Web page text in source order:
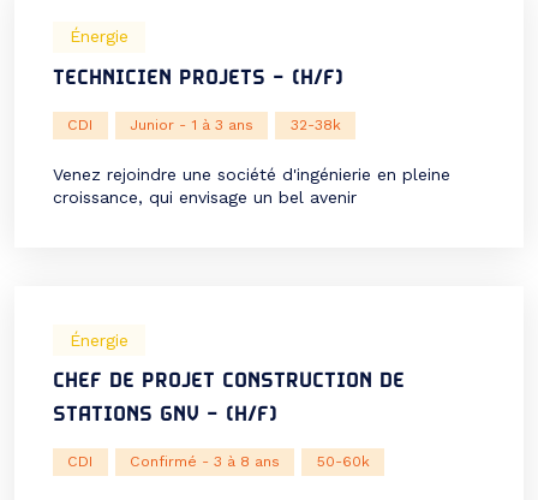
spécialisée dans la […]
Énergie
TECHNICIEN PROJETS – (H/F)
CDI Junior - 1 à 3 ans 32-38k
Venez rejoindre une société d'ingénierie en pleine
croissance, qui envisage un bel avenir
Énergie
CHEF DE PROJET CONSTRUCTION DE
STATIONS GNV – (H/F)
CDI Confirmé - 3 à 8 ans 50-60k